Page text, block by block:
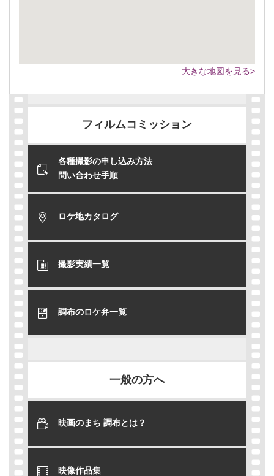
大きな地図を見る>
フィルムコミッション
各種撮影の申し込み方法
問い合わせ手順
ロケ地カタログ
撮影実績一覧
調布のロケ弁一覧
一般の方へ
映画のまち 調布とは？
映像作品集